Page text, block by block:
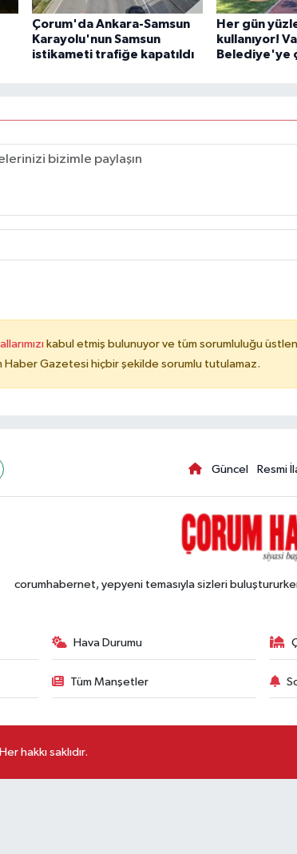
Çorum'da Ankara-Samsun
Karayolu'nun Samsun
istikameti trafiğe kapatıldı
Her gün
kullanıyor!
Belediye'ye
kabul etmiş bulunuyor ve tüm sorumluluğu
Haber Gazetesi hiçbir şekilde sorumlu tutulamaz.
Güncel Resmi
corumhabernet, yepyeni temasıyla sizleri
Hava Durumu
Tüm Manşetler
hakkı saklıdır.